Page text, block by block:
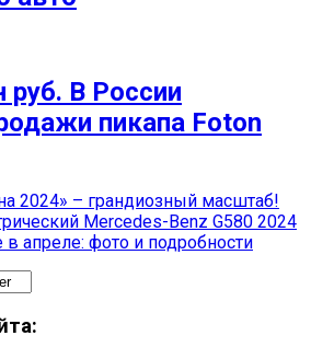
В России
пикапа Foton
2024» – грандиозный масштаб!
Mercedes-Benz G580 2024
в апреле: фото и подробности